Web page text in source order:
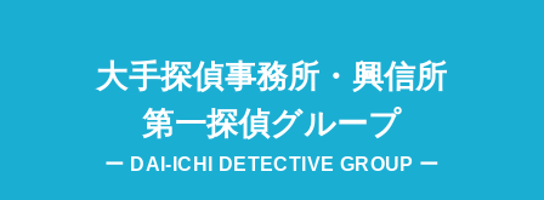
大手探偵事務所・興信所
第一探偵グループ
ー DAI-ICHI DETECTIVE GROUP ー